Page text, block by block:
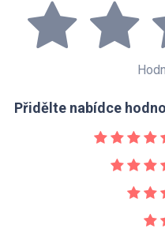
Přidělte nabídce